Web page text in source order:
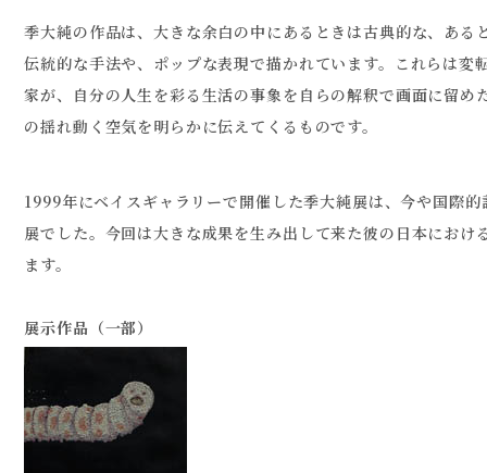
季大純の作品は、大きな余白の中にあるときは古典的な、ある
伝統的な手法や、ポップな表現で描かれています。これらは変
家が、自分の人生を彩る生活の事象を自らの解釈で画面に留め
の揺れ動く空気を明らかに伝えてくるものです。
1999年にベイスギャラリーで開催した季大純展は、今や国際
展でした。今回は大きな成果を生み出して来た彼の日本におけ
ます。
展示作品（一部）